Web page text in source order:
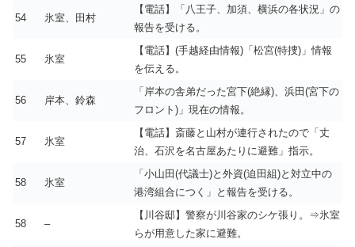
54 氷室、田村
【電話】「八王子、加須、横浜の各状況」の
報告を受ける。
55 氷室
【電話】(手越経由情報)「松宮(特捜)」情報
を伝える。
56 岸本、鈴森
「岸本の舎弟だった宮下(絶縁)、浜田(宮下の
フロント)」現在の情報。
57 氷室
【電話】斎藤と山村が連行されたので「丈
治、石沢を名古屋あたりに避難」指示。
58 氷室
「小山田(代議士)と外資(迫田組)と対立中の
港湾組合につく」と報告を受ける。
58 –
【川谷邸】警察が川谷家のシケ張り。⇒氷室
らが用意した家に避難。